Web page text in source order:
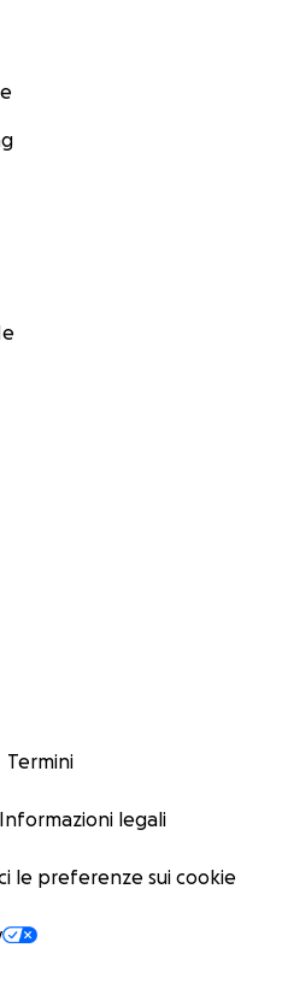
Termini
Informazioni legali
le preferenze sui cookie